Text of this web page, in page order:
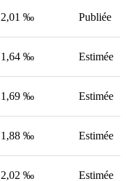
2,01 ‰ Publiée
1,64 ‰ Estimée
1,69 ‰ Estimée
1,88 ‰ Estimée
2,02 ‰ Estimée